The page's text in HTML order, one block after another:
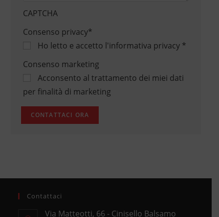
CAPTCHA
Consenso privacy*
Ho letto e accetto l'informativa privacy*
Consenso marketing
Acconsento al trattamento dei miei dati
per finalità di marketing
Contattaci
Via Matteotti, 66 - Cinisello Balsamo